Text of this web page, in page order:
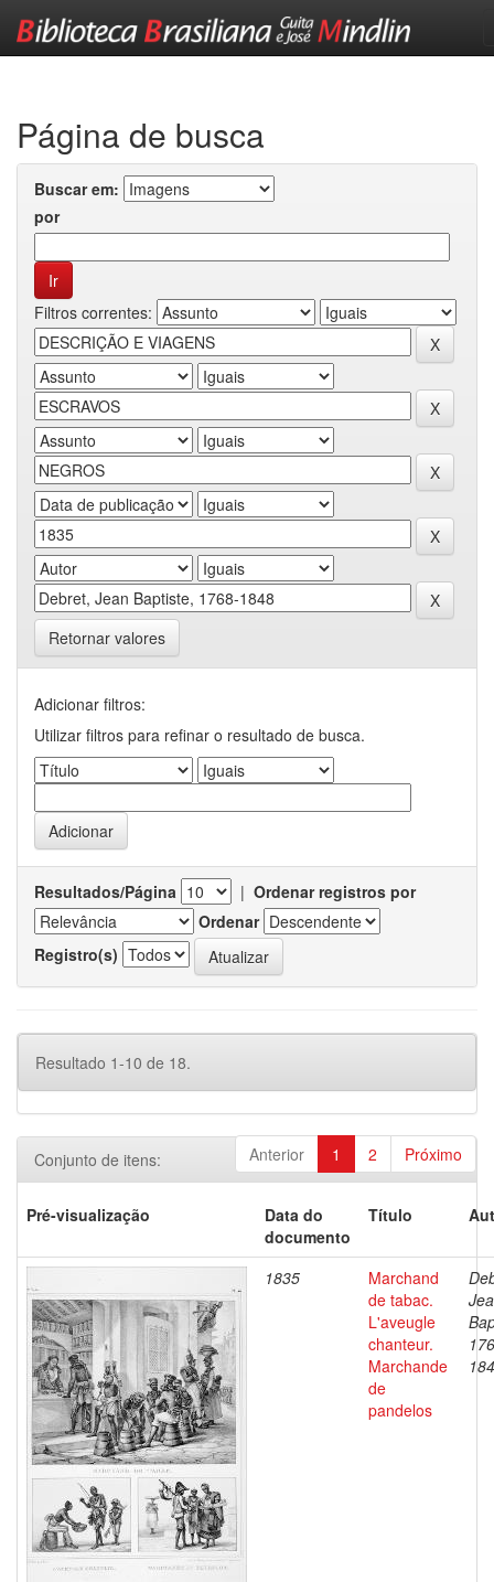
Página de busca
Buscar em:
por
Filtros correntes:
Retornar valores
Adicionar filtros:
Utilizar filtros para refinar o resultado de busca.
Resultados/Página | Ordenar registros por
Ordenar
Registro(s)
Resultado 1-10 de 18.
Anterior 1 2 Próximo
Conjunto de itens:
Pré-visualização
Data do
documento
Título
1835
Marchand
de tabac.
L'aveugle
chanteur.
Marchande
de
pandelos